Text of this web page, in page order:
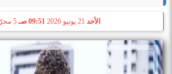
الأحد 09:51 صـ 5 محرّم 1448